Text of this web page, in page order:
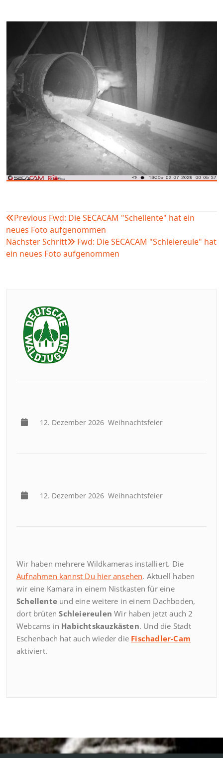
Beitragsnavigation
Previous Fwd: Die SECACAM "Schellente" hat ein
neues Foto aufgenommen
Nächster Schritt
Fwd: Die SECACAM "Schleiereule" hat
ein neues Foto aufgenommen
12. Dezember 2026 Weihnachtsfeier
12. Dezember 2026 Weihnachtsfeier
Wir haben mehrere Wildkameras installiert. Die
Aufnahmen kannst Du hier ansehen. Aktuell haben
wir eine Kamara in einem Nistkasten für eine
Schellente und eine weitere in einem Dachboden,
dort brütenSchleiereulen Wir haben jetzt auch 2
Webcams in Habichtskauzkästen. Und die Stadt
Eschenbach hat auch wieder die Fischadler-Cam
aktiviert.